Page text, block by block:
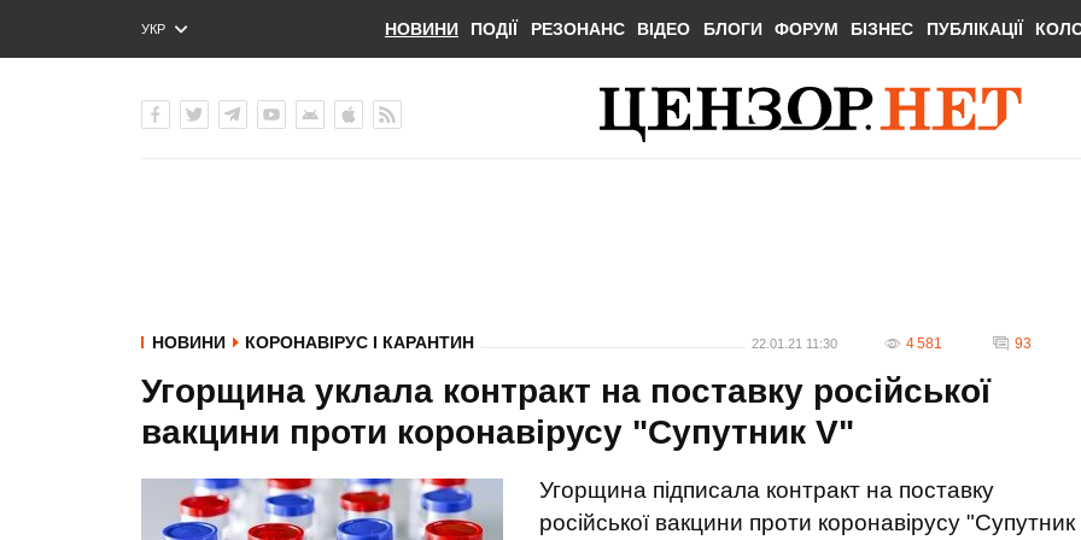
УКР
ENG
НОВИНИ ПОДІЇ РЕЗОНАНС ВІДЕО БЛОГИ ФОРУМ БІЗНЕС ПУБЛІКАЦІЇ
НОВИНИ КОРОНАВІРУС І КАРАНТИН 22.01.21 11:30 4 581 93
Угорщина уклала контракт на поставку російської
вакцини проти коронавірусу "Супутник V"
Угорщина підписала контракт на поставку
російської вакцини проти коронавірусу "Супутник